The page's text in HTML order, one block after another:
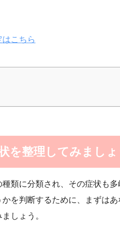
こちら
を整理してみましょ
類に分類され、その症状も多
を判断するために、まずは
しょう。